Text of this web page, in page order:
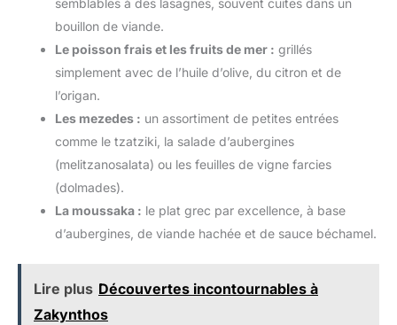
semblables à des lasagnes, souvent cuites dans un
bouillon de viande.
Le poisson frais et les fruits de mer : grillés
simplement avec de l’huile d’olive, du citron et de
l’origan.
Les mezedes : un assortiment de petites entrées
comme le tzatziki, la salade d’aubergines
(melitzanosalata) ou les feuilles de vigne farcies
(dolmades).
La moussaka : le plat grec par excellence, à base
d’aubergines, de viande hachée et de sauce béchamel.
Lire plus Découvertes incontournables à
Zakynthos